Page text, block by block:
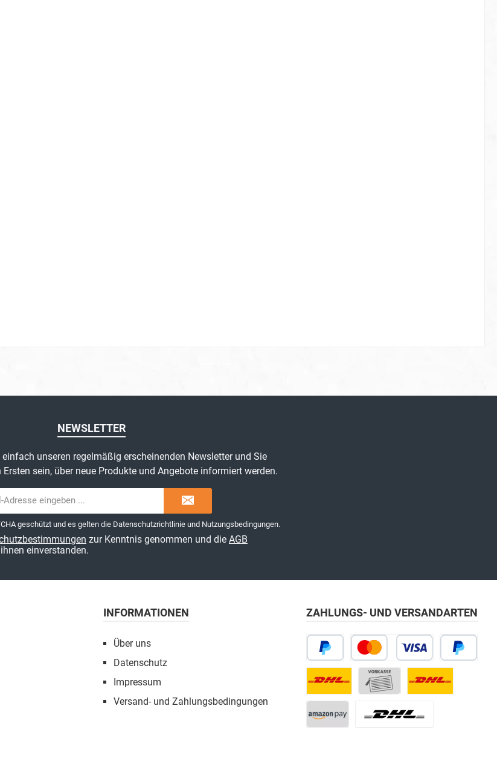
NEWSLETTER
unseren regelmäßig erscheinenden Newsletter und Sie
sein, über neue Produkte und Angebote informiert werden.
Mail-
Adresse*
geschützt und es gelten die Datenschutzrichtlinie und Nutzungsbedingungen.
zur Kenntnis genommen und die AGB
einverstanden.
INFORMATIONEN
Über uns
Datenschutz
Impressum
Versand- und Zahlungsbedingungen
ZAHLUNGS- UND VERSANDARTEN